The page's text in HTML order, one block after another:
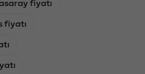
fiyatı
fiyatı